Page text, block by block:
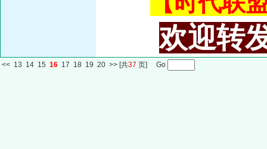
欢迎转
<< 13 14 15 16 17 18 19 20 >> [共37 页] Go